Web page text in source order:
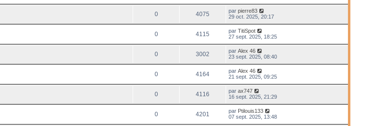
0 4075 parpierre83
29 oct. 2025, 20:17
0 4115 parTitiSpot
27 sept. 2025, 18:25
0 3002 parAlex 46
23 sept. 2025, 08:40
0 4164 parAlex 46
21 sept. 2025, 09:25
0 4116 parax747
16 sept. 2025, 21:29
0 4201 par Ptilouis133
07 sept. 2025, 13:48